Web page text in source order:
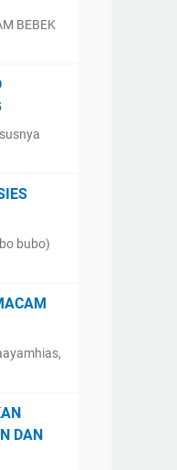
BEBEK
bubo)
DAN